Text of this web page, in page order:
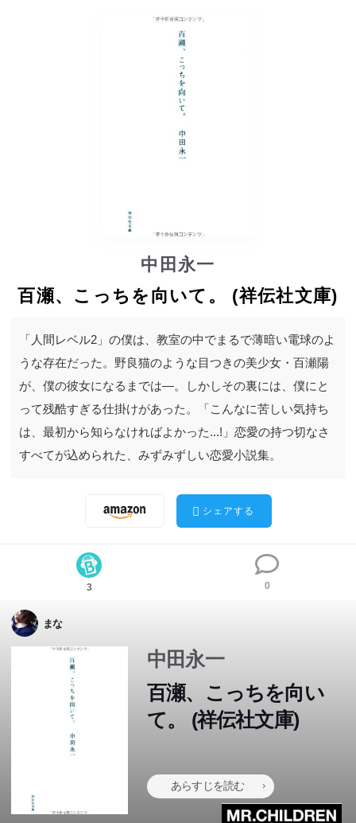
中田永一
百瀬、こっちを向いて。 (祥伝社文庫)
「人間レベル2」の僕は、教室の中でまるで薄暗い電球のよ
うな存在だった。野良猫のような目つきの美少女・百瀬陽
が、僕の彼女になるまでは―。しかしその裏には、僕にと
って残酷すぎる仕掛けがあった。「こんなに苦しい気持ち
は、最初から知らなければよかった...!」恋愛の持つ切なさ
すべてが込められた、みずみずしい恋愛小説集。
シェアする
3 0
まな
中田永一
百瀬、こっちを向い
て。 (祥伝社文庫)
あらすじを読む